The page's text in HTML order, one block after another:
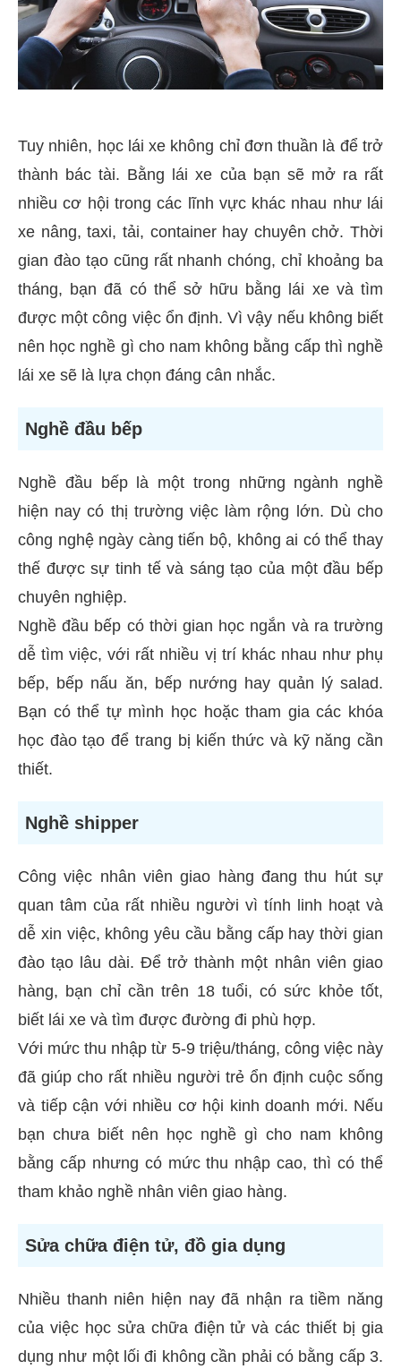
Tuy nhiên, học lái xe không chỉ đơn thuần là để trở
thành bác tài. Bằng lái xe của bạn sẽ mở ra rất
nhiều cơ hội trong các lĩnh vực khác nhau như lái
xe nâng, taxi, tải, container hay chuyên chở. Thời
gian đào tạo cũng rất nhanh chóng, chỉ khoảng ba
tháng, bạn đã có thể sở hữu bằng lái xe và tìm
được một công việc ổn định. Vì vậy nếu không biết
nên học nghề gì cho nam không bằng cấp thì nghề
lái xe sẽ là lựa chọn đáng cân nhắc.
Nghề đầu bếp
Nghề đầu bếp là một trong những ngành nghề
hiện nay có thị trường việc làm rộng lớn. Dù cho
công nghệ ngày càng tiến bộ, không ai có thể thay
thế được sự tinh tế và sáng tạo của một đầu bếp
chuyên nghiệp.
Nghề đầu bếp có thời gian học ngắn và ra trường
dễ tìm việc, với rất nhiều vị trí khác nhau như phụ
bếp, bếp nấu ăn, bếp nướng hay quản lý salad.
Bạn có thể tự mình học hoặc tham gia các khóa
học đào tạo để trang bị kiến ​​thức và kỹ năng cần
thiết.
Nghề shipper
Công việc nhân viên giao hàng đang thu hút sự
quan tâm của rất nhiều người vì tính linh hoạt và
dễ xin việc, không yêu cầu bằng cấp hay thời gian
đào tạo lâu dài. Để trở thành một nhân viên giao
hàng, bạn chỉ cần trên 18 tuổi, có sức khỏe tốt,
biết lái xe và tìm được đường đi phù hợp.
Với mức thu nhập từ 5-9 triệu/tháng, công việc này
đã giúp cho rất nhiều người trẻ ổn định cuộc sống
và tiếp cận với nhiều cơ hội kinh doanh mới. Nếu
bạn chưa biết nên học nghề gì cho nam không
bằng cấp nhưng có mức thu nhập cao, thì có thể
tham khảo nghề nhân viên giao hàng.
Sửa chữa điện tử, đồ gia dụng
Nhiều thanh niên hiện nay đã nhận ra tiềm năng
của việc học sửa chữa điện tử và các thiết bị gia
dụng như một lối đi không cần phải có bằng cấp 3.